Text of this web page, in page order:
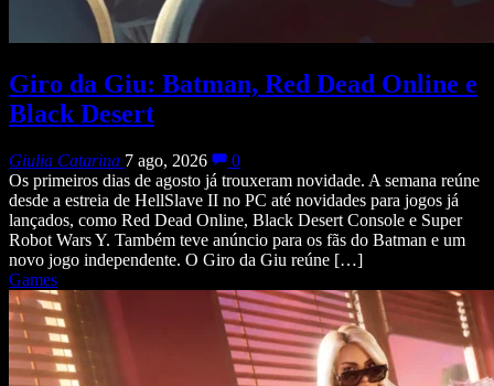
Giro da Giu: Batman, Red Dead Online e
Black Desert
Giulia Catarina 7 ago, 2026
0
Os primeiros dias de agosto já trouxeram novidade. A semana reúne
desde a estreia de HellSlave II no PC até novidades para jogos já
lançados, como Red Dead Online, Black Desert Console e Super
Robot Wars Y. Também teve anúncio para os fãs do Batman e um
novo jogo independente. O Giro da Giu reúne […]
Games